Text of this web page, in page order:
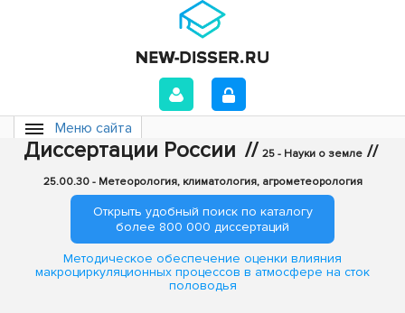
Меню сайта
Диссертации России // 25 - Науки о земле //
25.00.30 - Метеорология, климатология, агрометеорология
Открыть удобный поиск по каталогу
более 800 000 диссертаций
Методическое обеспечение оценки влияния
макроциркуляционных процессов в атмосфере на сток
половодья